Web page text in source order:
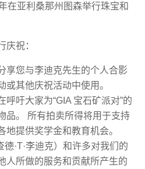
在亚利桑那州图森举行珠宝和
庆祝：
享您与李迪克先生的个人合影
或其他庆祝活动中使用。
呼吁大家为“GIA 宝石矿派对”的
品。 所有拍卖所得将用于支持
提供奖学金和教育机会。
·T·李迪克）和许多对我们的
人所做的服务和贡献所产生的